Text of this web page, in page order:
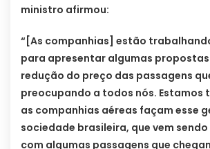
ministro afirmou:
“[As companhias] estão
para apresentar algumas propostas
redução do preço das passagens
preocupando a todos nós. Estamos
as companhias aéreas façam esse
sociedade brasileira, que vem
com algumas passagens que